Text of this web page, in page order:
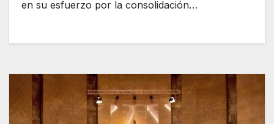
en su esfuerzo por la consolidación…